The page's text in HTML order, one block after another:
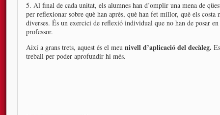
5. Al final de cada unitat, els alumnes han d’omplir una mena de
per reflexionar sobre què han après, què han fet millor, què els costa
diverses. És un exercici de reflexió individual que no han de posar
professor.
Així a grans trets, aquest és el meu nivell d’aplicació del decàleg.
treball per poder aprofundir-hi més.